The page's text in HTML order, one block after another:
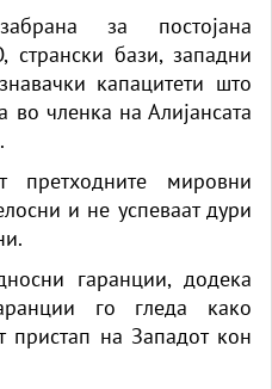
за постојана
странски бази, западни
капацитети што
во членка на Алијансата
мировни
и не успеваат дури
гаранции, додека
го гледа како
пристап на Западот кон